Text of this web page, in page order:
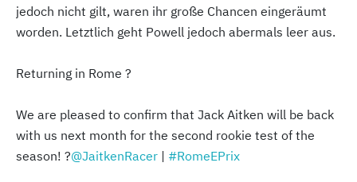
jedoch nicht gilt, waren ihr große Chancen eingeräumt
worden. Letztlich geht Powell jedoch abermals leer aus.
Returning in Rome ?
We are pleased to confirm that Jack Aitken will be back
with us next month for the second rookie test of the
season! ?@JaitkenRacer | #RomeEPrix